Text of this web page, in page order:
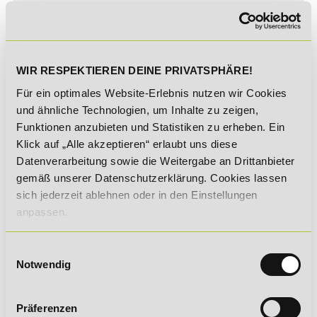
WIR RESPEKTIEREN DEINE PRIVATSPHÄRE!
Für ein optimales Website-Erlebnis nutzen wir Cookies
und ähnliche Technologien, um Inhalte zu zeigen,
Funktionen anzubieten und Statistiken zu erheben. Ein
Klick auf „Alle akzeptieren“ erlaubt uns diese
Datenverarbeitung sowie die Weitergabe an Drittanbieter
gemäß unserer Datenschutzerklärung. Cookies lassen
sich jederzeit ablehnen oder in den Einstellungen
anpassen.
Notwendig
Präferenzen
der Erstprüfung?
Was mache ich, wenn ich länger ausfalle (z. B.
wegen Krankheit) und das Erreichen des
Maßnahmenendes gefährdet ist?
ORGANISATORISCHES
Wann startet die Testphase bei einem
Fernlehrgang?
An wen wende ich mich wenn ich Fragen habe?